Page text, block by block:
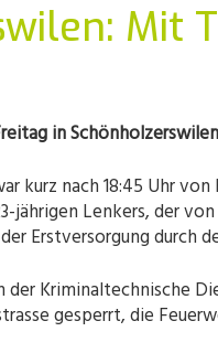
Mit
in
kurz nach 18:45 Uhr
jährigen Lenkers, der
Erstversorgung durch
der Kriminaltechnische
gesperrt, die